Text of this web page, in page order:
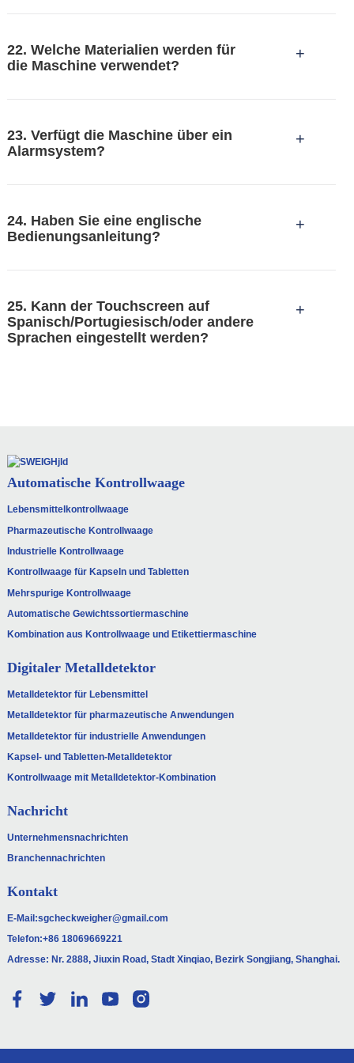
um Ihnen dann das am besten geeignete Modell
empfehlen zu können.
22. Welche Materialien werden für
die Maschine verwendet?
+
Installation, Wartung und Reinigung.
23. Verfügt die Maschine über ein
Alarmsystem?
+
dreifarbige Warnleuchte wird angezeigt.
24. Haben Sie eine englische
Bedienungsanleitung?
+
Verfügung.
25. Kann der Touchscreen auf
Spanisch/Portugiesisch/oder andere
Sprachen eingestellt werden?
+
Automatische Kontrollwaage
Lebensmittelkontrollwaage
Pharmazeutische Kontrollwaage
Industrielle Kontrollwaage
Kontrollwaage für Kapseln und Tabletten
Mehrspurige Kontrollwaage
Automatische Gewichtssortiermaschine
Kombination aus Kontrollwaage und Etikettiermaschine
Digitaler Metalldetektor
Metalldetektor für Lebensmittel
Metalldetektor für pharmazeutische Anwendungen
Metalldetektor für industrielle Anwendungen
Kapsel- und Tabletten-Metalldetektor
Kontrollwaage mit Metalldetektor-Kombination
Nachricht
Unternehmensnachrichten
Branchennachrichten
Kontakt
E-Mail:sgcheckweigher@gmail.com
Telefon:+86 18069669221
Adresse: Nr. 2888, Jiuxin Road, Stadt Xinqiao, Bezirk Songjiang, Shanghai.